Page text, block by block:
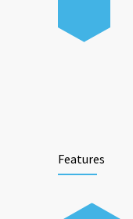
Features